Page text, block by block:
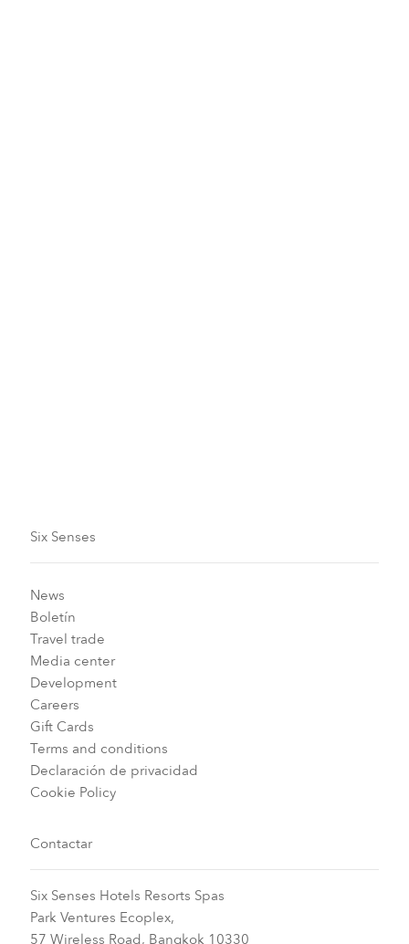
Six Senses
News
Boletín
Travel trade
Media center
Development
Careers
Gift Cards
Terms and conditions
Declaración de privacidad
Cookie Policy
Contactar
Six Senses Hotels Resorts Spas
Park Ventures Ecoplex,
57 Wireless Road, Bangkok 10330